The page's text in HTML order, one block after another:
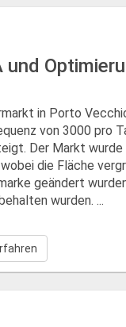
in Porto
von 3000 pro
Der Markt
die Fläche
geändert
wurden. ...